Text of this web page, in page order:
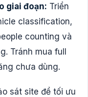
giai đoạn: Triển
classification,
counting và
Tránh mua full
chưa dùng.
sát site để tối ưu